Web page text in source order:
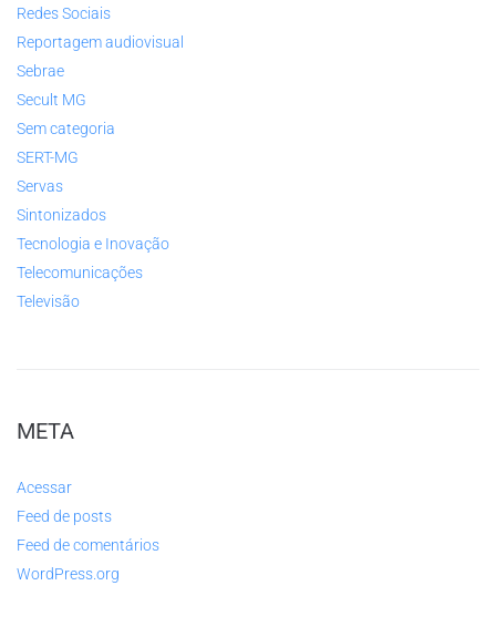
Redes Sociais
Reportagem audiovisual
Sebrae
Secult MG
Sem categoria
SERT-MG
Servas
Sintonizados
Tecnologia e Inovação
Telecomunicações
Televisão
META
Acessar
Feed de posts
Feed de comentários
WordPress.org